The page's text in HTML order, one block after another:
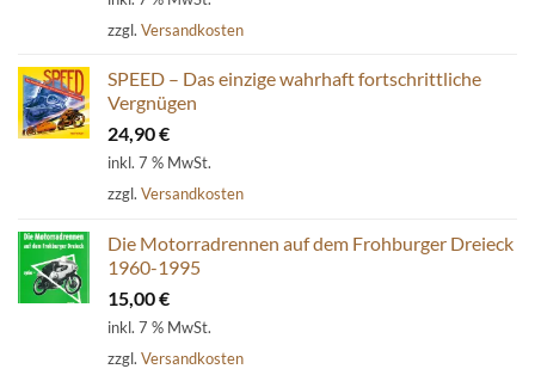
zzgl. Versandkosten
SPEED – Das einzige wahrhaft fortschrittliche
Vergnügen
24,90€
inkl. 7 % MwSt.
zzgl. Versandkosten
Die Motorradrennen auf dem Frohburger Dreieck
1960-1995
15,00€
inkl. 7 % MwSt.
zzgl. Versandkosten